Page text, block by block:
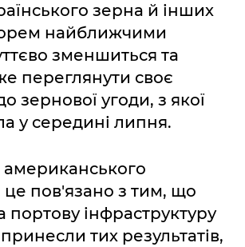
зерна й інших
найближчими
зменшиться та
переглянути своє
зернової угоди, з якої
у середині липня.
пов'язано з тим, що
портову інфраструктуру
тих результатів,